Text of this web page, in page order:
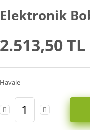
Elektronik
2.513,50 TL
Havale